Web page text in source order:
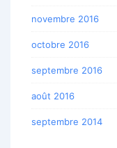
novembre 2016
octobre 2016
septembre 2016
août 2016
septembre 2014